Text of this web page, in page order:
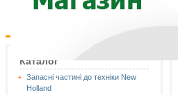
Каталог
Запасні частині до техніки New
Holland